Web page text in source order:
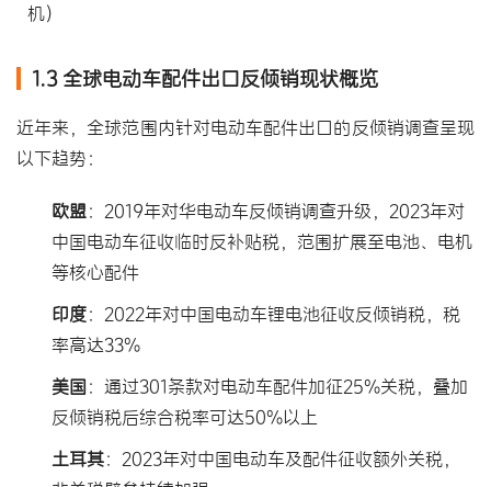
机）
1.3 全球电动车配件出口反倾销现状概览
近年来，全球范围内针对电动车配件出口的反倾销调查呈现
以下趋势：
欧盟 ：2019年对华电动车反倾销调查升级，2023年对
中国电动车征收临时反补贴税，范围扩展至电池、电机
等核心配件
印度：2022年对中国电动车锂电池征收反倾销税 ，税
率高达33%
美国 ：通过301条款对电动车配件加征25%关税，叠加
反倾销税后综合税率可达50%以上
土耳其：2023年对中国电动车及配件征收额外关税，